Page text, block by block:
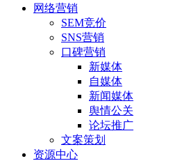
网络营销
SEM竞价
SNS营销
口碑营销
新媒体
自媒体
新闻媒体
舆情公关
论坛推广
文案策划
资源中心